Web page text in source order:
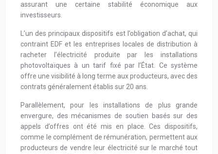
assurant une certaine stabilité économique aux
investisseurs.
L’un des principaux dispositifs est l’obligation d’achat, qui
contraint EDF et les entreprises locales de distribution à
racheter l’électricité produite par les installations
photovoltaïques à un tarif fixé par l’État. Ce système
offre une visibilité à long terme aux producteurs, avec des
contrats généralement établis sur 20 ans.
Parallèlement, pour les installations de plus grande
envergure, des mécanismes de soutien basés sur des
appels d’offres ont été mis en place. Ces dispositifs,
comme le complément de rémunération, permettent aux
producteurs de vendre leur électricité sur le marché tout